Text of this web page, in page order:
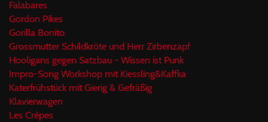
Falabares
Gordon Pikes
Gorilla Bonito
Grossmutter Schildkröte und Herr Zirbenzapf
Hooligans gegen Satzbau - Wissen ist Punk
Impro-Song Workshop mit Kiessling&Kaffka
Katerfrühstück mit Gierig & Gefräßig
Klavierwagen
Les Crêpes